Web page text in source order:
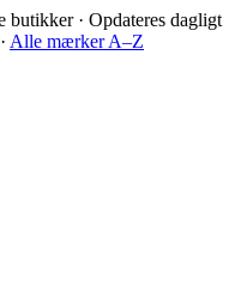
butikker · Opdateres dagligt
Alle mærker A–Z